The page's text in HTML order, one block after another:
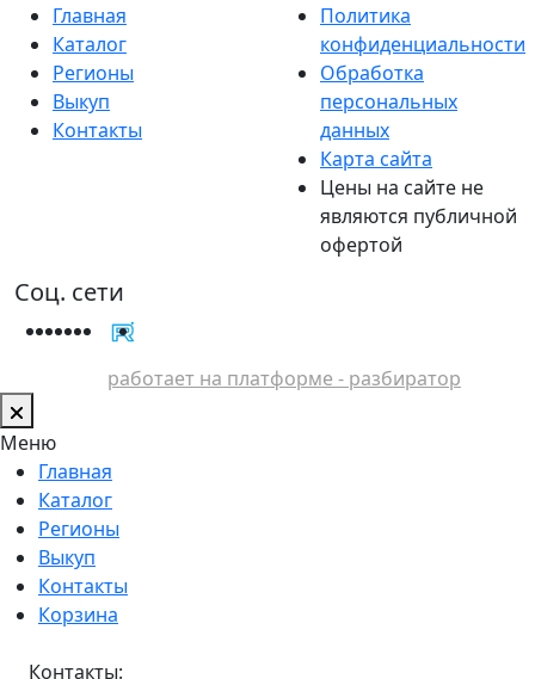
Главная
Каталог
Регионы
Выкуп
Контакты
Политика
конфиденциальности
Обработка
персональных
данных
Карта сайта
Цены на сайте не
являются публичной
офертой
Соц. сети
работает на платформе - разбиратор
Меню
Главная
Каталог
Регионы
Выкуп
Контакты
Корзина
Контакты: